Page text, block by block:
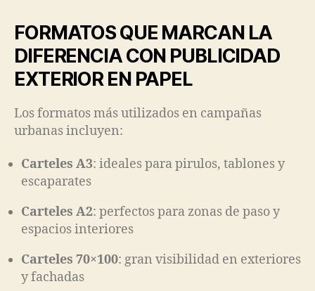
FORMATOS QUE MARCAN LA
DIFERENCIA CON PUBLICIDAD
EXTERIOR EN PAPEL
Los formatos más utilizados en campañas
urbanas incluyen:
Carteles A3: ideales para pirulos, tablones y
escaparates
Carteles A2: perfectos para zonas de paso y
espacios interiores
Carteles 70×100: gran visibilidad en exteriores
y fachadas